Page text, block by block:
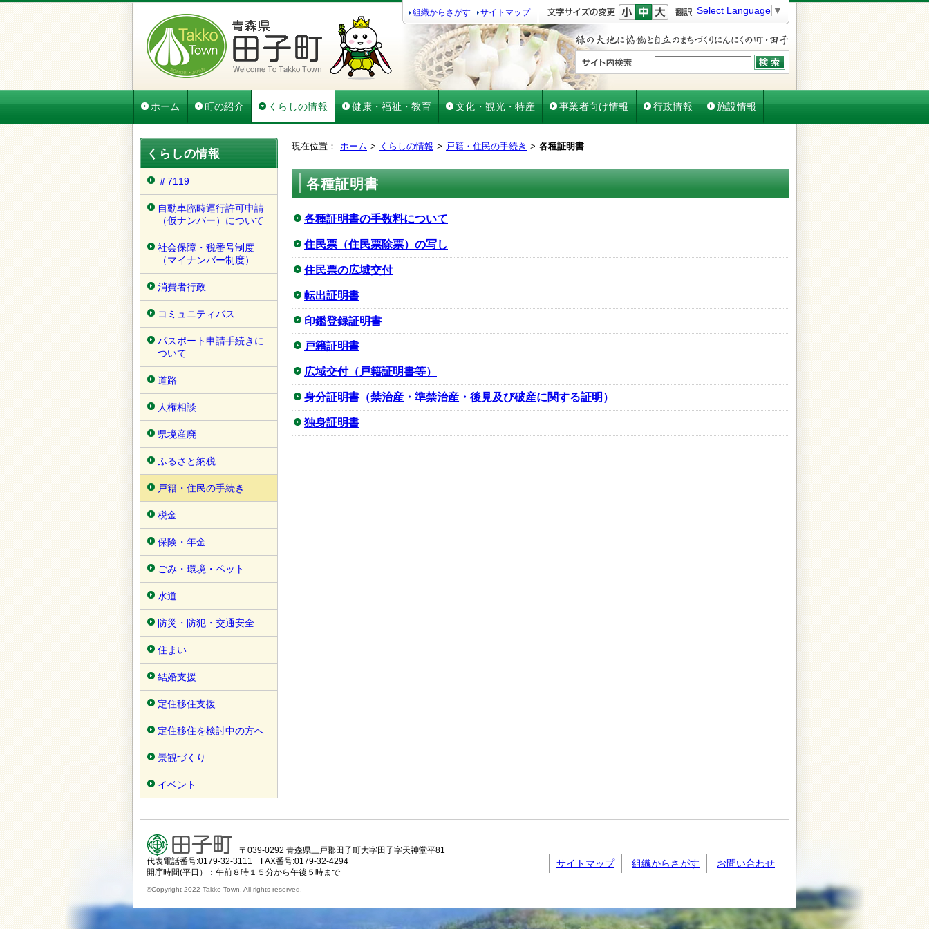
組織からさがす サイトマップ 文字を小さく
文字を元に戻す
文字を大きく
Select Language ▼
ホーム 町の紹介 くらしの情報 健康・福祉・教育 文化・観光・特産 事業者向け情報 行政情報 施設情報
くらしの情報
＃7119
自動車臨時運行許可申請
（仮ナンバー）について
社会保障・税番号制度
（マイナンバー制度）
消費者行政
コミュニティバス
パスポート申請手続きに
ついて
道路
人権相談
県境産廃
ふるさと納税
戸籍・住民の手続き
税金
保険・年金
ごみ・環境・ペット
水道
防災・防犯・交通安全
住まい
結婚支援
定住移住支援
定住移住を検討中の方へ
景観づくり
イベント
現在位置： ホーム くらしの情報 戸籍・住民の手続き 各種証明書
各種証明書
各種証明書の手数料について
住民票（住民票除票）の写し
住民票の広域交付
転出証明書
印鑑登録証明書
戸籍証明書
広域交付（戸籍証明書等）
身分証明書（禁治産・準禁治産・後見及び破産に関する証明）
独身証明書
〒039-0292 青森県三戸郡田子町大字田子字天神堂平81
代表電話番号:0179-32-3111 FAX番号:0179-32-4294
開庁時間(平日）：午前８時１５分から午後５時まで
サイトマップ 組織からさがす お問い合わせ
©Copyright 2022 Takko Town. All rights reserved.